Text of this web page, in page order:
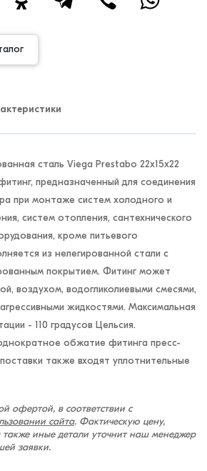
сталь Viega Prestabo 22х15х22
предназначенный для соединения
при монтаже систем холодного и
систем отопления, сантехнического
кроме питьевого
из нелегированной стали с
покрытием. Фитинг может
воздухом, водогликолиевыми смесями,
жидкостями. Максимальная
- 110 градусов Цельсия.
обжатие фитинга пресс-
также входят уплотнительные
офертой, в соответствии с
сайта. Фактическую цену,
также иные детали уточнит наш менеджер
заявки.